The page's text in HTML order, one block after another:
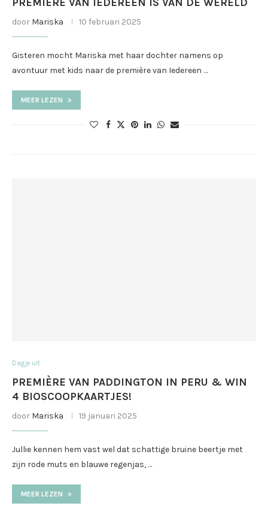
PREMIÈRE VAN IEDEREEN IS VAN DE WERELD
door Mariska 10 februari 2025
Gisteren mocht Mariska met haar dochter namens op
avontuur met kids naar de première van Iedereen …
MEER LEZEN
Dagje uit
PREMIÈRE VAN PADDINGTON IN PERU & WIN
4 BIOSCOOPKAARTJES!
door Mariska 19 januari 2025
Jullie kennen hem vast wel dat schattige bruine beertje met
zijn rode muts en blauwe regenjas, …
MEER LEZEN